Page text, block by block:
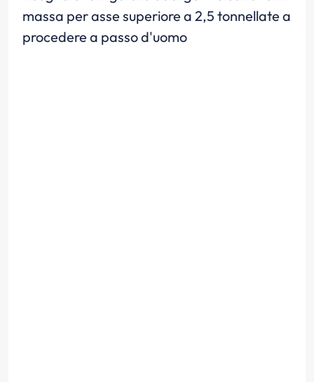
massa per asse superiore a 2,5 tonnellate a
procedere a passo d'uomo